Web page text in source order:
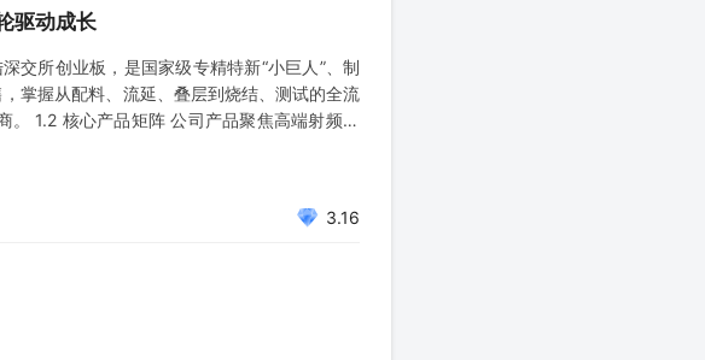
驱动成长
交所创业板，是国家级专精特新“小巨人”、制
掌握从配料、流延、叠层到烧结、测试的全流
1.2 核心产品矩阵 公司产品聚焦高端射频赛
3.16